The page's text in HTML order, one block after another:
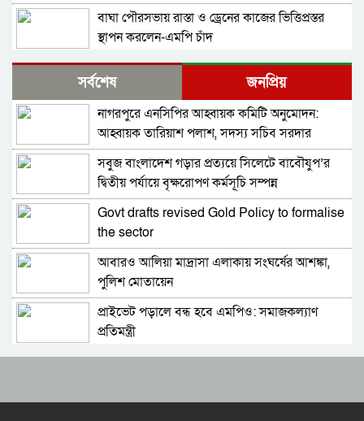
বাঘা পৌরসভায় রাস্তা ও ড্রেনের কাজের ভিত্তিপ্রস্তর
স্থাপন করলেন-এমপি চাঁদ
নিরাপত্তার নিশ্চয়তা পেলে ‘দেশে ফিরতে প্রস্তুত’ সাকিব,
বিচারের মুখোমুখি হতেও ভয় নেই
চট্টগ্রামে সাবেক শিক্ষামন্ত্রী নওফেলের বাসভবনে আগুন
বগুড়ায় ও সিলেটে দুই ঘণ্টার ব্যবধানে সড়ক দুর্ঘটনায়
শিশুসহ প্রাণ গেল ১৫ জনের
ঢাকায় বাসভবনে অগ্নিকাণ্ড, স্ত্রীসহ হাসপাতালে ভর্তি
পাকিস্তান হাইকমিশনার
আওয়ামী লীগ আমাদের শত্রু নয়, অচিরেই আওয়ামী
লীগ বিএনপির সঙ্গে মিশে যাবে: সংসদ সদস্য নাছির
শহীদ আহসান জুলাই যোদ্ধা নন—দাবি বিএনপি নেতার,
জামায়াত নেতা বললেন, ‘সারজিসও ছাত্রলীগ করতেন’
সর্বশেষ জনপ্রিয়
নাগরপুরে এনসিপির আহ্বায়ক কমিটি অনুমোদন:
আহ্বায়ক তারিয়াশ পলাশ, সদস্য সচিব সরদার
আশরাফ
সবুজ বাংলাদেশ গড়ার প্রত্যয়ে সিলেটে বাবৌযুপ’র
দ্বিতীয় পর্যায়ে বৃক্ষরোপণ কর্মসূচি সম্পন্ন
Govt drafts revised Gold Policy to formalise
the sector
আবারও আলিয়া মাদ্রাসা এলাকায় সংঘর্ষের আশঙ্কা,
পুলিশ মোতায়েন
প্রাইভেট পড়ালে বন্ধ হবে এমপিও: সমাজকল্যাণ
প্রতিমন্ত্রী
৫৪ রানে অলআউট হয়ে ইনিংস ব্যবধানে হারল